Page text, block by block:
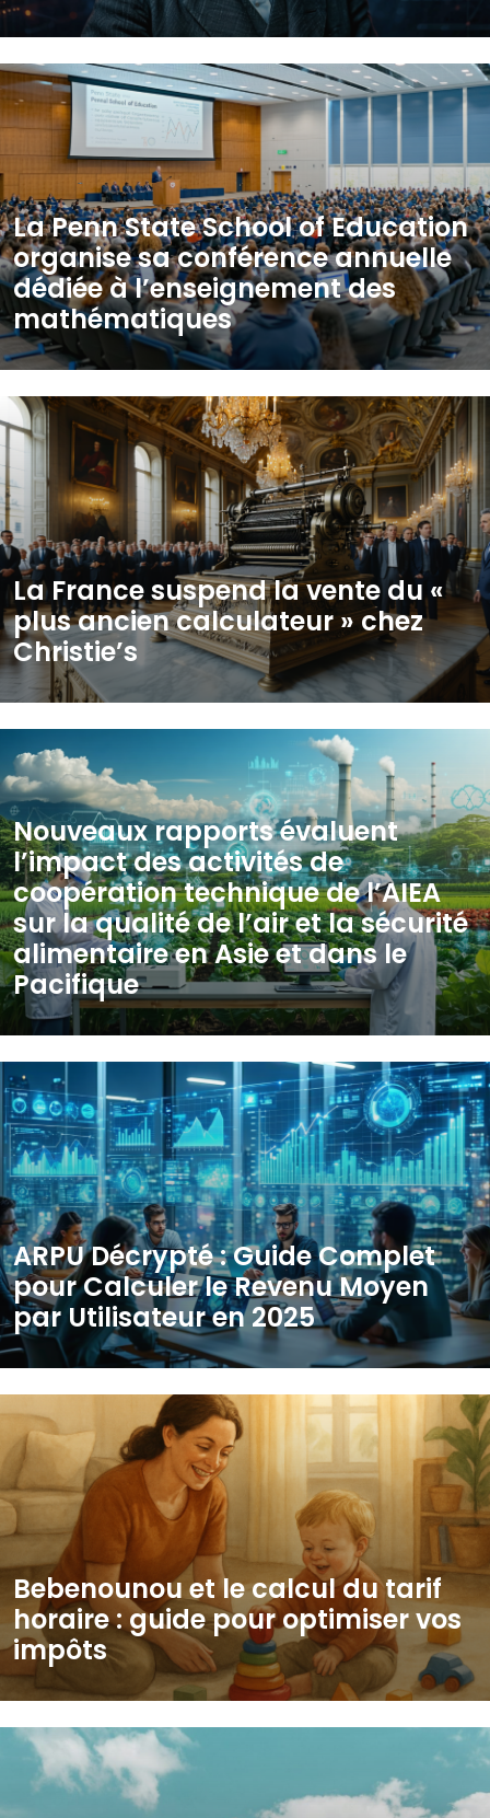
La Penn State School of Education
organise sa conférence annuelle
dédiée à l’enseignement des
mathématiques
La France suspend la vente du «
plus ancien calculateur » chez
Christie’s
Nouveaux rapports évaluent
l’impact des activités de
coopération technique de l’AIEA
sur la qualité de l’air et la sécurité
alimentaire en Asie et dans le
Pacifique
ARPU Décrypté : Guide Complet
pour Calculer le Revenu Moyen
par Utilisateur en 2025
Bebenounou et le calcul du tarif
horaire : guide pour optimiser vos
impôts